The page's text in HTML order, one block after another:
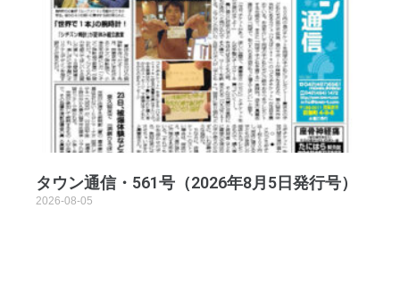
タウン通信・561号（2026年8月5日発行号）
2026-08-05